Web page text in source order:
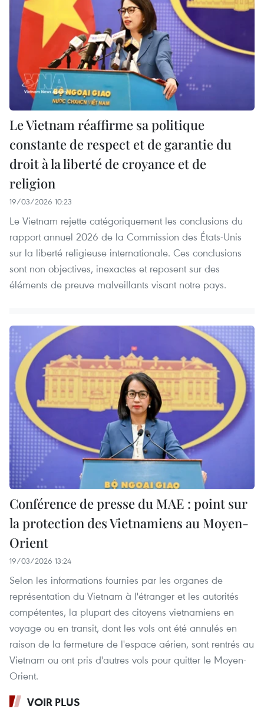
Le Vietnam réaffirme sa politique
constante de respect et de garantie du
droit à la liberté de croyance et de
religion
19/03/2026 10:23
Le Vietnam rejette catégoriquement les conclusions du
rapport annuel 2026 de la Commission des États-Unis
sur la liberté religieuse internationale. Ces conclusions
sont non objectives, inexactes et reposent sur des
éléments de preuve malveillants visant notre pays.
Conférence de presse du MAE : point sur
la protection des Vietnamiens au Moyen-
Orient
19/03/2026 13:24
Selon les informations fournies par les organes de
représentation du Vietnam à l'étranger et les autorités
compétentes, la plupart des citoyens vietnamiens en
voyage ou en transit, dont les vols ont été annulés en
raison de la fermeture de l'espace aérien, sont rentrés au
Vietnam ou ont pris d'autres vols pour quitter le Moyen-
Orient.
VOIR PLUS